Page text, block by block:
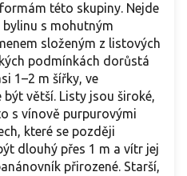
této skupiny. Nejde
s mohutným
složeným z listových
podmínkách dorůstá
1–2 m šířky, ve
větší. Listy jsou široké,
s vínově purpurovými
které se později
dlouhý přes 1 m a vítr jej
přirozené. Starší,